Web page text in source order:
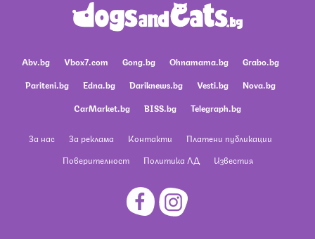
Abv.bg Vbox7.com Gong.bg Ohnamama.bg
Grabo.bg
Pariteni.bg
Edna.bg Dariknews.bg Vesti.bg
Nova.bg
CarMarket.bg
BISS.bg Telegraph.bg
За нас За реклама Контакти
Платени публикации
Поверителност
Политика ЛД Известия